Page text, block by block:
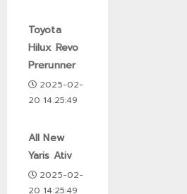
Toyota
Hilux Revo
Prerunner
2025-02-
20 14:25:49
All New
Yaris Ativ
2025-02-
20 14:25:49